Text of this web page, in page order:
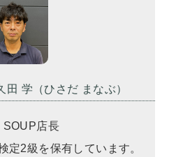
学（ひさだ まなぶ）
SOUP店長
定2級を保有しています。